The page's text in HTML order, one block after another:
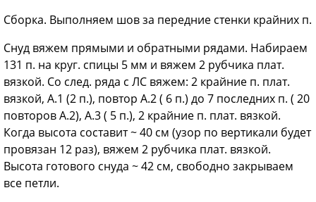
Сборка. Выполняем шов за передние стенки крайних п.
Снуд вяжем прямыми и обратными рядами. Набираем
131 п. на круг. спицы 5 мм и вяжем 2 рубчика плат.
вязкой. Со след. ряда с ЛС вяжем: 2 крайние п. плат.
вязкой, А.1 (2 п.), повтор А.2 ( 6 п.) до 7 последних п. ( 20
повторов А.2), А.3 ( 5 п.), 2 крайние п. плат. вязкой.
Когда высота составит ~ 40 см (узор по вертикали будет
провязан 12 раз), вяжем 2 рубчика плат. вязкой.
Высота готового снуда ~ 42 см, свободно закрываем
все петли.